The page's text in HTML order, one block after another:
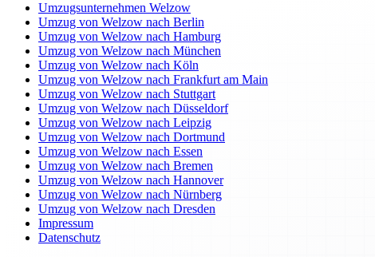
Umzugsunternehmen Welzow
Umzug von Welzow nach Berlin
Umzug von Welzow nach Hamburg
Umzug von Welzow nach München
Umzug von Welzow nach Köln
Umzug von Welzow nach Frankfurt am Main
Umzug von Welzow nach Stuttgart
Umzug von Welzow nach Düsseldorf
Umzug von Welzow nach Leipzig
Umzug von Welzow nach Dortmund
Umzug von Welzow nach Essen
Umzug von Welzow nach Bremen
Umzug von Welzow nach Hannover
Umzug von Welzow nach Nürnberg
Umzug von Welzow nach Dresden
Impressum
Datenschutz